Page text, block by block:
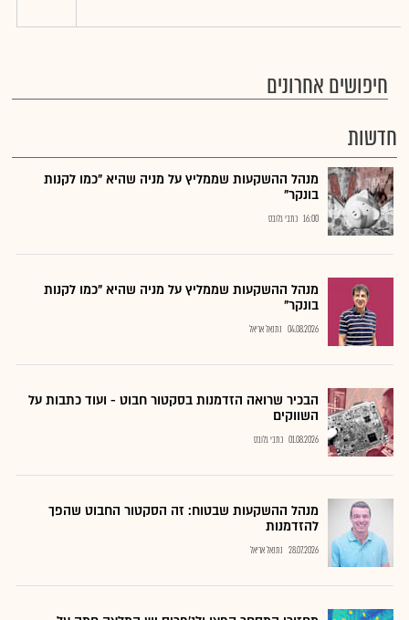
חיפושים אחרונים
חדשות
מנהל ההשקעות שממליץ על מניה שהיא "כמו לקנות
בונקר"
16:00 כתבי גלובס
מנהל ההשקעות שממליץ על מניה שהיא "כמו לקנות
בונקר"
04.08.2026 נתנאל אריאל
הבכיר שרואה הזדמנות בסקטור חבוט - ועוד כתבות על
השווקים
01.08.2026 כתבי גלובס
מנהל ההשקעות שבטוח: זה הסקטור החבוט שהפך
להזדמנות
28.07.2026 נתנאל אריאל